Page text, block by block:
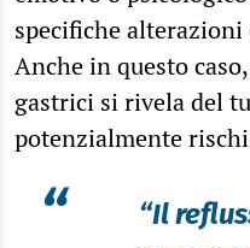
specifiche
Anche in questo
gastrici si rivela del
potenzialmente
“
“Il